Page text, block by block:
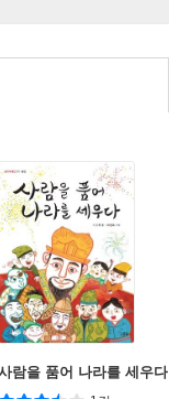
람을 품어 나라를 세우다